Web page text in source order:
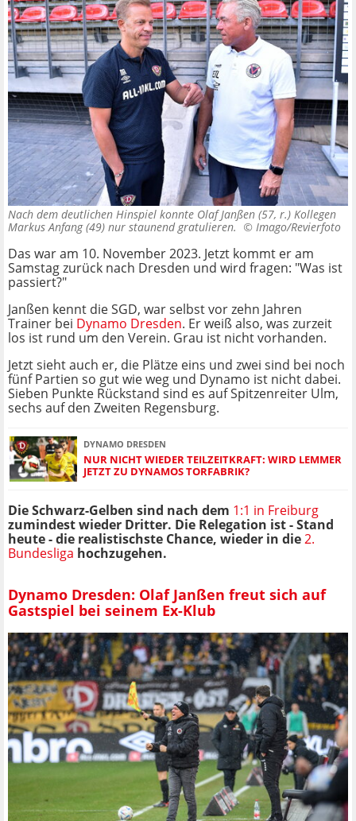
Nach dem deutlichen Hinspiel konnte Olaf Janßen (57, r.) Kollegen
Markus Anfang (49) nur staunend gratulieren. © Imago/Revierfoto
Das war am 10. November 2023. Jetzt kommt er am
Samstag zurück nach Dresden und wird fragen: "Was ist
passiert?"
Janßen kennt die SGD, war selbst vor zehn Jahren
Trainer bei Dynamo Dresden. Er weiß also, was zurzeit
los ist rund um den Verein. Grau ist nicht vorhanden.
Jetzt sieht auch er, die Plätze eins und zwei sind bei noch
fünf Partien so gut wie weg und Dynamo ist nicht dabei.
Sieben Punkte Rückstand sind es auf Spitzenreiter Ulm,
sechs auf den Zweiten Regensburg.
DYNAMO DRESDEN
NUR NICHT WIEDER TEILZEITKRAFT: WIRD LEMMER
JETZT ZU DYNAMOS TORFABRIK?
Die Schwarz-Gelben sind nach dem 1:1 in Freiburg
zumindest wieder Dritter. Die Relegation ist - Stand
heute - die realistischste Chance, wieder in die2.
Bundesliga hochzugehen.
Dynamo Dresden: Olaf Janßen freut sich auf
Gastspiel bei seinem Ex-Klub